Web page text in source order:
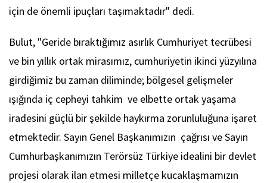
için de önemli ipuçları taşımaktadır" dedi.
Bulut, "Geride bıraktığımız asırlık Cumhuriyet tecrübesi
ve bin yıllık ortak mirasımız, cumhuriyetin ikinci yüzyılına
girdiğimiz bu zaman diliminde; bölgesel gelişmeler
ışığında iç cepheyi tahkim ve elbette ortak yaşama
iradesini güçlü bir şekilde haykırma zorunluluğuna işaret
etmektedir. Sayın Genel Başkanımızın çağrısı ve Sayın
Cumhurbaşkanımızın Terörsüz Türkiye idealini bir devlet
projesi olarak ilan etmesi milletçe kucaklaşmamızın